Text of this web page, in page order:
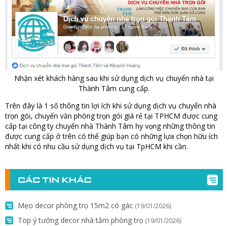
Nhận xét khách hàng sau khi sử dụng dịch vụ chuyển nhà tại
Thành Tâm cung cấp.
Trên đây là 1 số thông tin lợi ích khi sử dụng dịch vụ chuyển nhà
trọn gói, chuyển văn phòng trọn gói giá rẻ tại TPHCM được cung
cấp tại công ty chuyển nhà Thành Tâm hy vọng những thông tin
được cung cấp ở trên có thể giúp bạn có những lựa chọn hữu ích
nhất khi có nhu cầu sử dụng dịch vụ tại TpHCM khi cần.
CÁC TIN KHÁC
Mẹo decor phòng trọ 15m2 có gác (19/01/2026)
Top ý tưởng decor nhà tắm phòng trọ (19/01/2026)